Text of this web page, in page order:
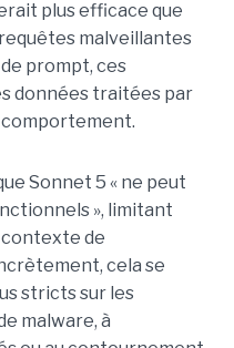
plus efficace que
malveillantes
prompt, ces
données traitées par
Sonnet 5 « ne peut
», limitant
contexte de
cela se
stricts sur les
malware, à